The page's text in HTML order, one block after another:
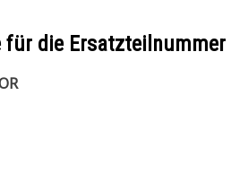
für die Ersatzteilnummer